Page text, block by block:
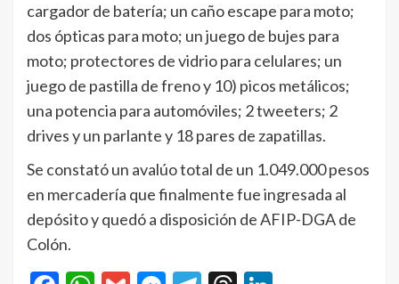
cargador de batería; un caño escape para moto;
dos ópticas para moto; un juego de bujes para
moto; protectores de vidrio para celulares; un
juego de pastilla de freno y 10) picos metálicos;
una potencia para automóviles; 2 tweeters; 2
drives y un parlante y 18 pares de zapatillas.
Se constató un avalúo total de un 1.049.000 pesos
en mercadería que finalmente fue ingresada al
depósito y quedó a disposición de AFIP-DGA de
Colón.